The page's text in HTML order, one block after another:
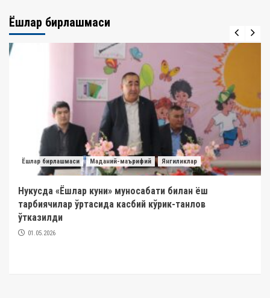
Ёшлар бирлашмаси
Ёшлар бирлашмаси Маданий-маърифий Янгиликлар
Нукусда «Ёшлар куни» муносабати билан ёш
тарбиячилар ўртасида касбий кўрик-танлов
ўтказилди
01.05.2026